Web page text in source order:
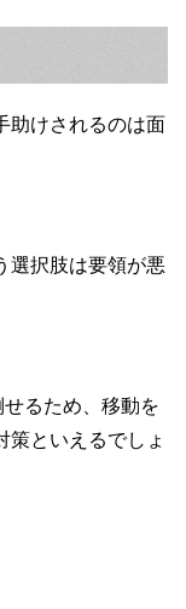
助けされるのは面
選択肢は要領が悪
るため、移動を
策といえるでしょ